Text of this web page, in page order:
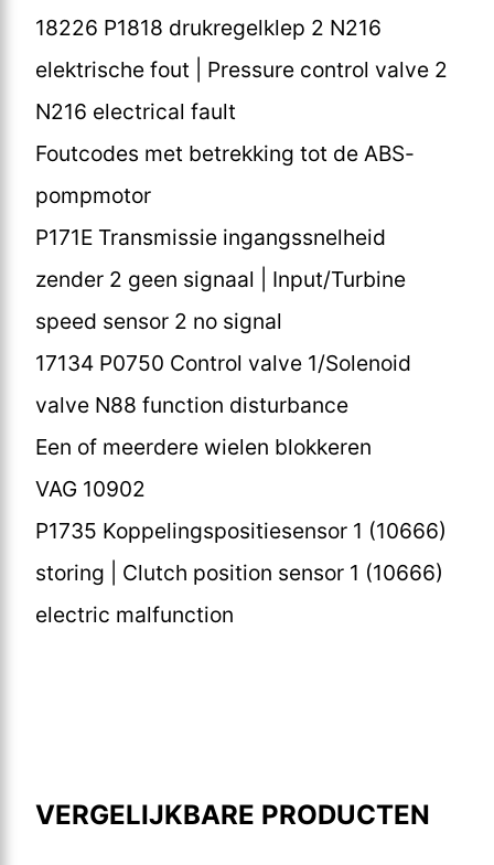
18226 P1818 drukregelklep 2 N216
elektrische fout | Pressure control valve 2
N216 electrical fault
Foutcodes met betrekking tot de ABS-
pompmotor
P171E Transmissie ingangssnelheid
zender 2 geen signaal | Input/Turbine
speed sensor 2 no signal
17134 P0750 Control valve 1/Solenoid
valve N88 function disturbance
Een of meerdere wielen blokkeren
VAG 10902
P1735 Koppelingspositiesensor 1 (10666)
storing | Clutch position sensor 1 (10666)
electric malfunction
VERGELIJKBARE PRODUCTEN